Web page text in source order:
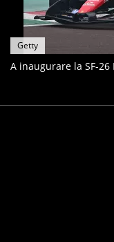
Getty
A inaugurare la SF-